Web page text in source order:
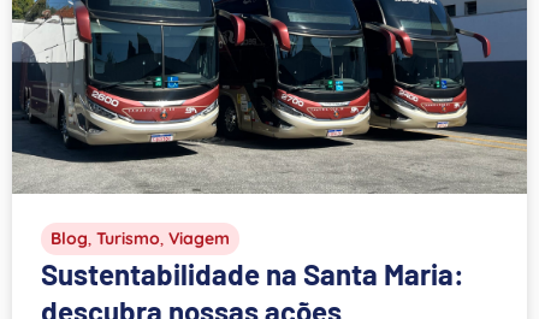
Blog, Turismo, Viagem
Sustentabilidade na Santa Maria:
descubra nossas ações